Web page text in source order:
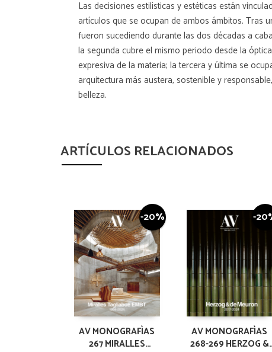
Las decisiones estilísticas y estéticas están
artículos que se ocupan de ambos ámbitos. Tras
fueron sucediendo durante las dos décadas a
la segunda cubre el mismo periodo desde la
expresiva de la materia; la tercera y última se
arquitectura más austera, sostenible y
belleza.
ARTÍCULOS RELACIONADOS
-20%
AV MONOGRAFÌAS
267 MIRALLES
-
AV MONOGRAFÌAS
268-269 HERZOG &